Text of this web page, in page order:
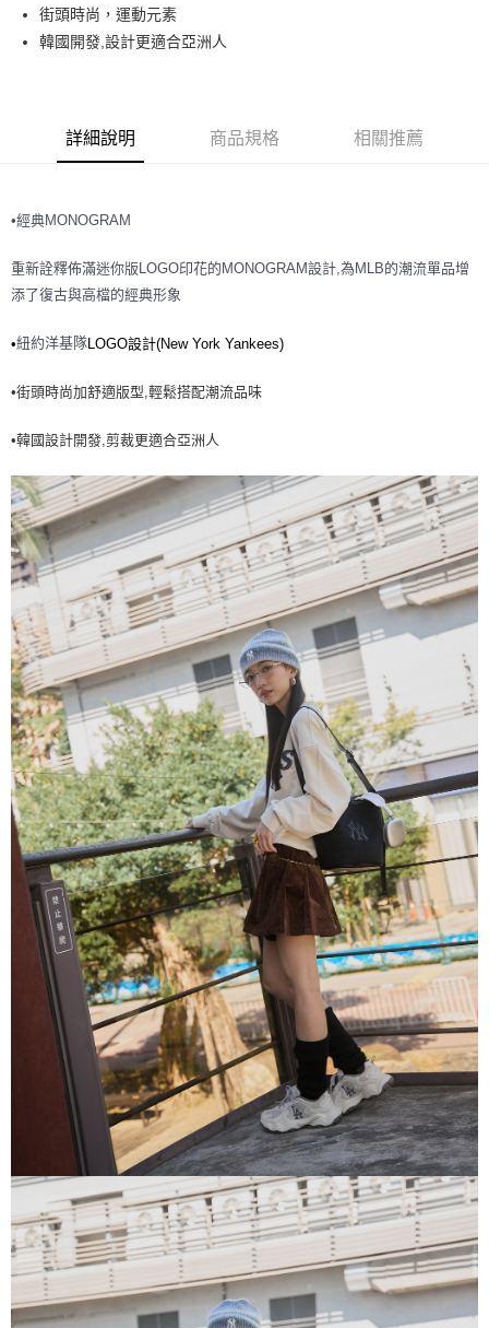
街口支付
全家取貨付款<未取貨列黑名單/不支援離島取退>
全家取貨<不支援離島取退>
7-11取貨付款<未取貨列黑名單/不支援離島取退>
每筆NT$60，滿NT$499(含以上)免運費
宅配滿699免運
街頭時尚，運動元素
韓國開發,設計更適合亞洲人
詳細說明 商品規格 相關推薦
•經典MONOGRAM
重新詮釋佈滿迷你版LOGO印花的MONOGRAM設計,為MLB的潮流單品增
添了復古與高檔的經典形象
•紐約洋基隊LOGO設計(New York Yankees)
•街頭時尚加舒適版型,輕鬆搭配潮流品味
•韓國設計開發,剪裁更適合亞洲人